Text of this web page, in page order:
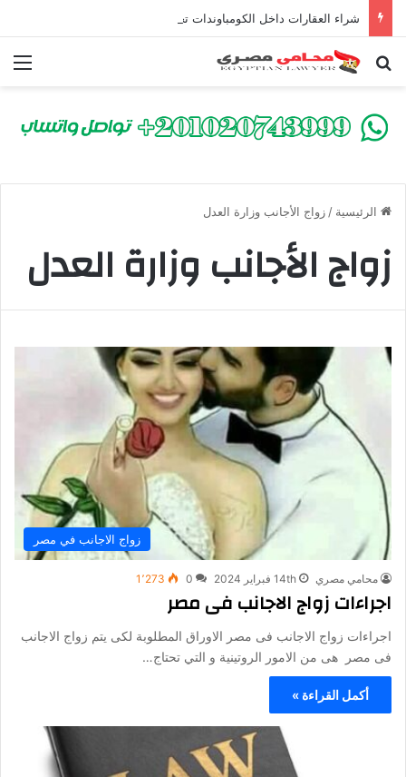
بحث عن
الرئيسية / زواج الأجانب وزارة العدل
زواج الأجانب وزارة العدل
زواج الاجانب في مصر
محامي مصري 14th فبراير 2024 0 1٬273
اجراءات زواج الاجانب فى مصر
اجراءات زواج الاجانب فى مصر الاوراق المطلوبة لكى يتم زواج الاجانب
فى مصر هى من الامور الروتينية و التي تحتاج…
أكمل القراءة »